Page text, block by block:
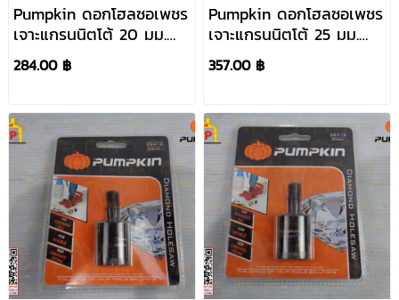
Pumpkin ดอกโฮลซอเพชร
เจาะแกรนนิตโต้ 20 มม.
#26408
284.00 ฿
Pumpkin ดอกโฮลซอเพชร
เจาะแกรนนิตโต้ 25 มม.
#26410
357.00 ฿